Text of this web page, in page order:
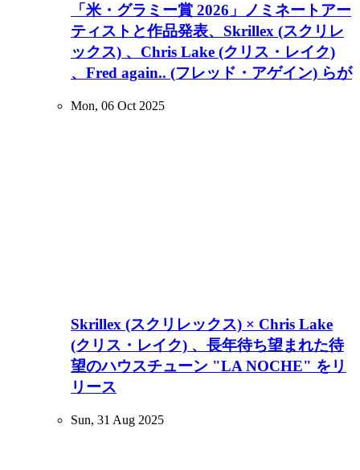
「米・グラミー賞 2026」ノミネートアー
ティストと作品発表、Skrillex (スクリレ
ックス) 、Chris Lake (クリス・レイク)
、Fred again.. (フレッド・アゲイン) らが
Mon, 06 Oct 2025
Skrillex (スクリレックス) × Chris Lake
(クリス・レイク) 、長年待ち望まれた待
望のハウスチューン "LA NOCHE" をリ
リース
Sun, 31 Aug 2025